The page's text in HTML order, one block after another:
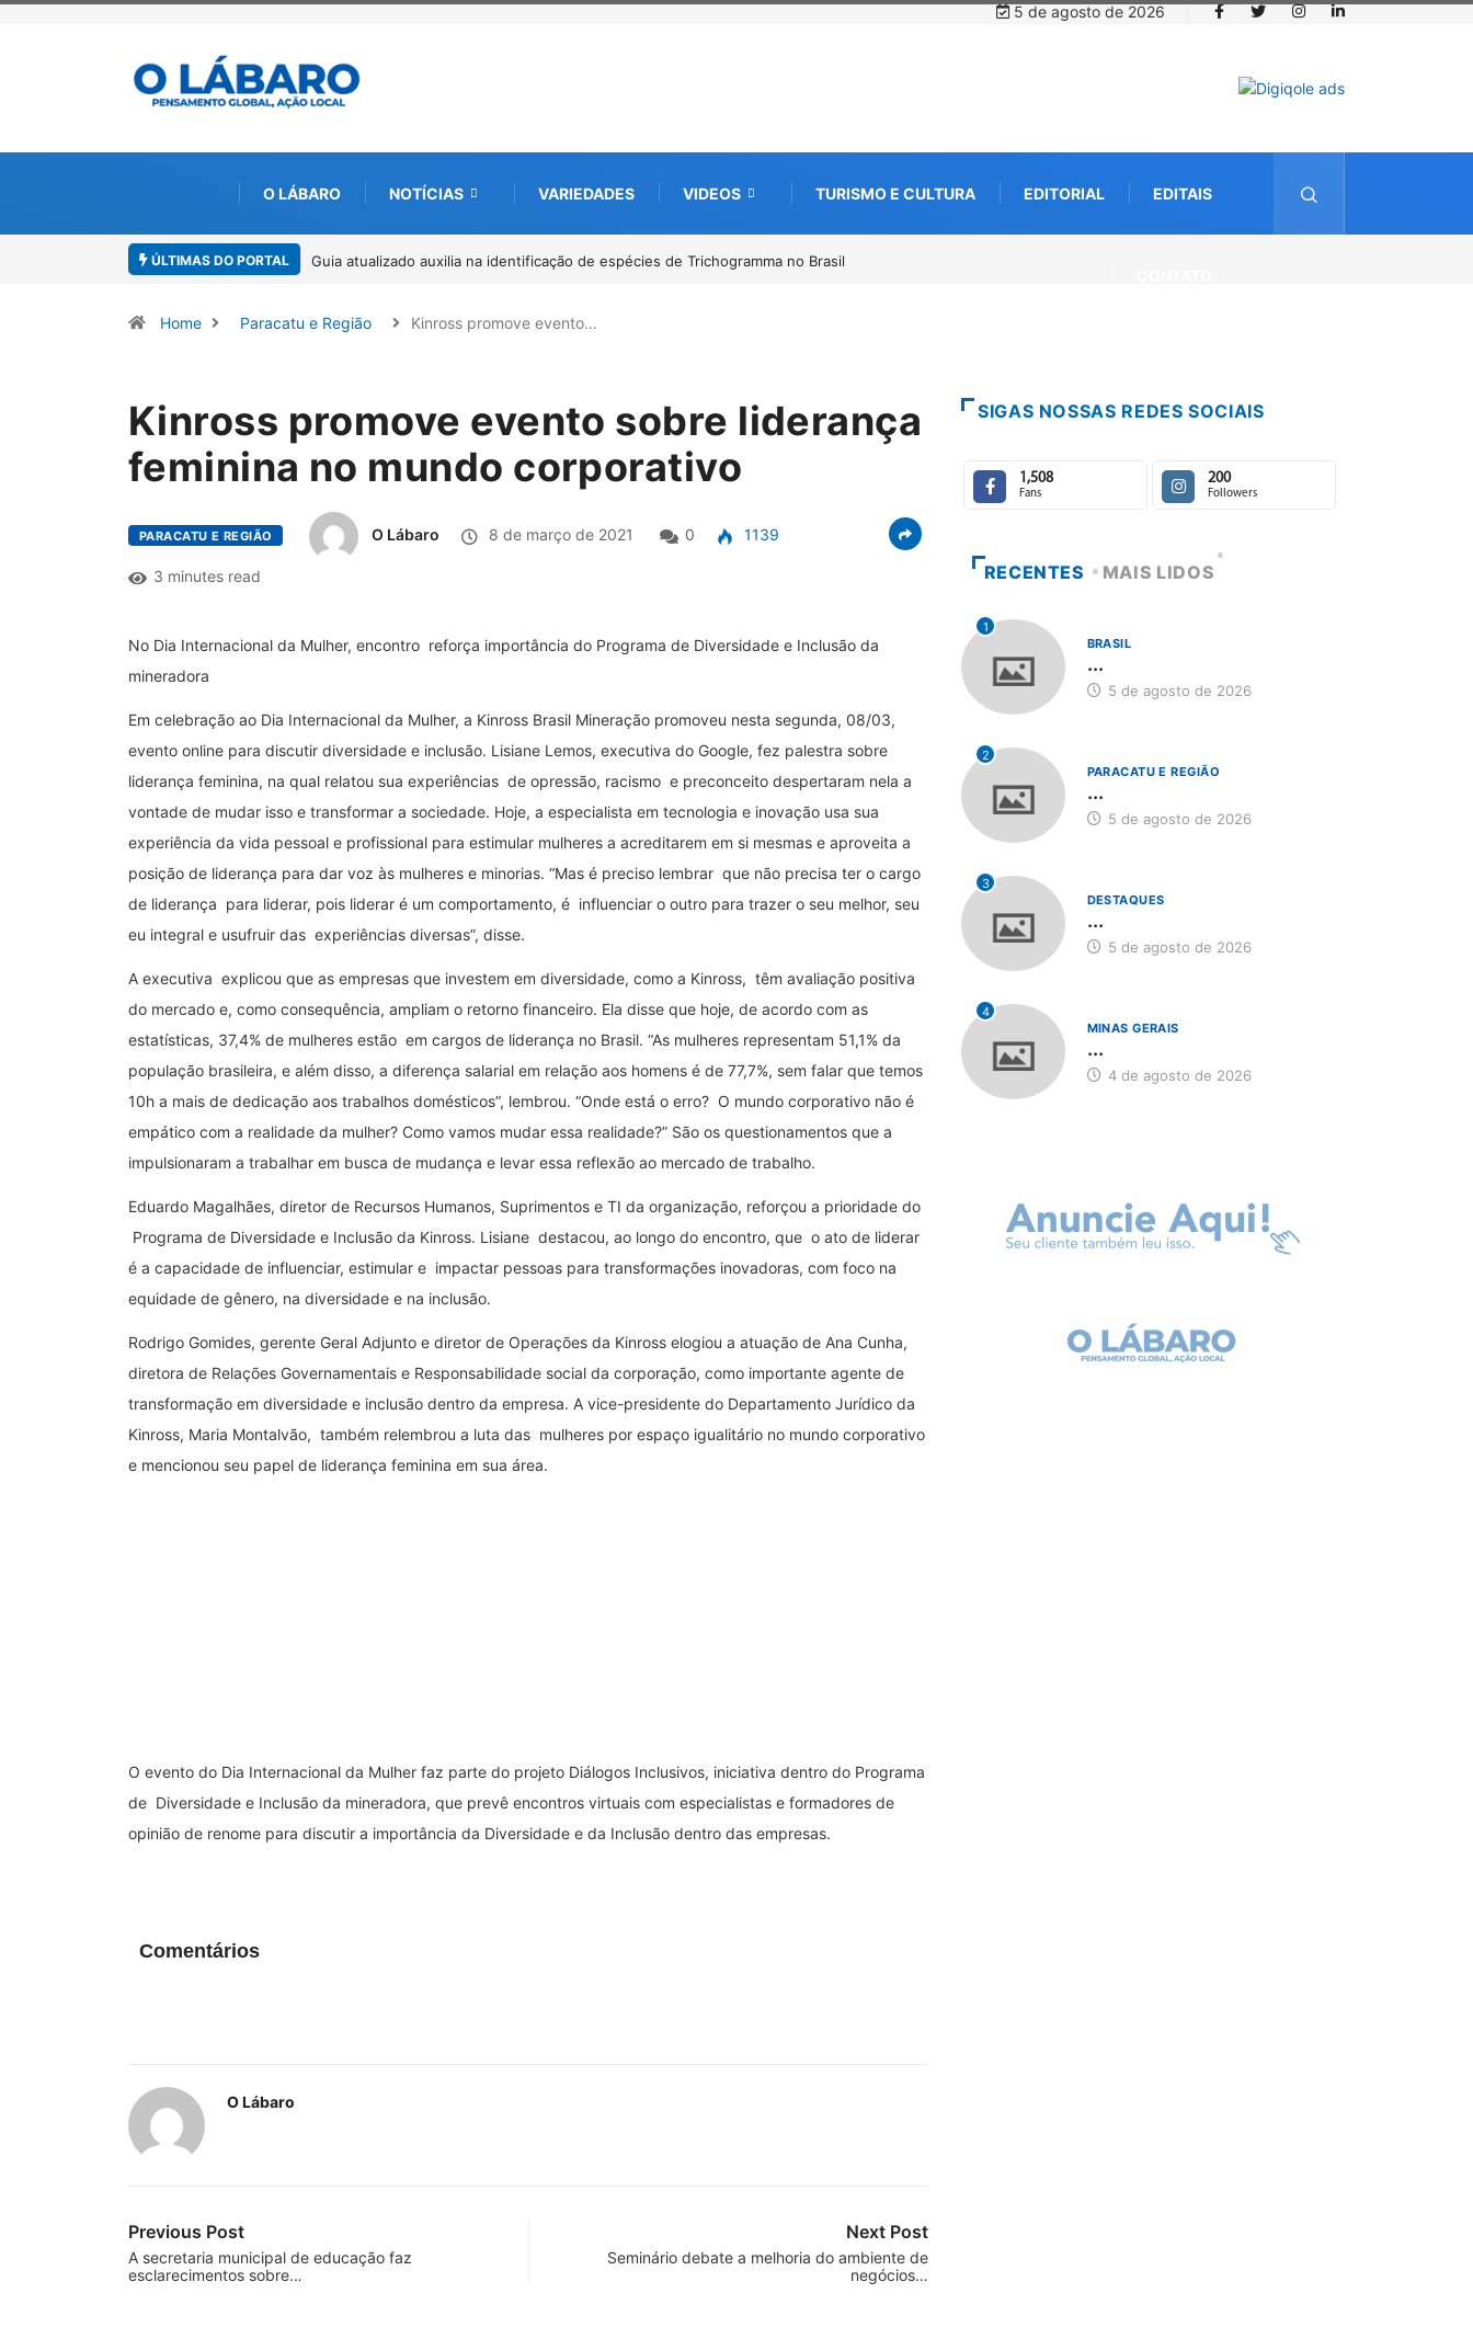
5 de agosto de 2026
O LÁBARO NOTÍCIAS VARIEDADES VIDEOS TURISMO E CULTURA EDITORIAL EDITAIS
ÚLTIMAS DO PORTAL
na identificação de espécies de Trichogramma no Brasil Kinross inicia rastreamento digital de 10 mil mudas usadas na recuperação
Home Paracatu e Região Kinross promove evento…
Kinross promove evento sobre liderança
feminina no mundo corporativo
PARACATU E REGIÃO O Lábaro 8 de março de 2021 0 1139
3 minutes read
No Dia Internacional da Mulher, encontro reforça importância do Programa de Diversidade e Inclusão da
mineradora
Em celebração ao Dia Internacional da Mulher, a Kinross Brasil Mineração promoveu nesta segunda, 08/03,
evento online para discutir diversidade e inclusão. Lisiane Lemos, executiva do Google, fez palestra sobre
liderança feminina, na qual relatou sua experiências de opressão, racismo e preconceito despertaram nela a
vontade de mudar isso e transformar a sociedade. Hoje, a especialista em tecnologia e inovação usa sua
experiência da vida pessoal e profissional para estimular mulheres a acreditarem em si mesmas e aproveita a
posição de liderança para dar voz às mulheres e minorias. “Mas é preciso lembrar que não precisa ter o cargo
de liderança para liderar, pois liderar é um comportamento, é influenciar o outro para trazer o seu melhor, seu
eu integral e usufruir das experiências diversas”, disse.
A executiva explicou que as empresas que investem em diversidade, como a Kinross, têm avaliação positiva
do mercado e, como consequência, ampliam o retorno financeiro. Ela disse que hoje, de acordo com as
estatísticas, 37,4% de mulheres estão em cargos de liderança no Brasil. “As mulheres representam 51,1% da
população brasileira, e além disso, a diferença salarial em relação aos homens é de 77,7%, sem falar que temos
10h a mais de dedicação aos trabalhos domésticos”, lembrou. “Onde está o erro? O mundo corporativo não é
empático com a realidade da mulher? Como vamos mudar essa realidade?” São os questionamentos que a
impulsionaram a trabalhar em busca de mudança e levar essa reflexão ao mercado de trabalho.
Eduardo Magalhães, diretor de Recursos Humanos, Suprimentos e TI da organização, reforçou a prioridade do
Programa de Diversidade e Inclusão da Kinross. Lisiane destacou, ao longo do encontro, que o ato de liderar
é a capacidade de influenciar, estimular e impactar pessoas para transformações inovadoras, com foco na
equidade de gênero, na diversidade e na inclusão.
Rodrigo Gomides, gerente Geral Adjunto e diretor de Operações da Kinross elogiou a atuação de Ana Cunha,
diretora de Relações Governamentais e Responsabilidade social da corporação, como importante agente de
transformação em diversidade e inclusão dentro da empresa. A vice-presidente do Departamento Jurídico da
Kinross, Maria Montalvão, também relembrou a luta das mulheres por espaço igualitário no mundo corporativo
e mencionou seu papel de liderança feminina em sua área.
O evento do Dia Internacional da Mulher faz parte do projeto Diálogos Inclusivos, iniciativa dentro do Programa
de Diversidade e Inclusão da mineradora, que prevê encontros virtuais com especialistas e formadores de
opinião de renome para discutir a importância da Diversidade e da Inclusão dentro das empresas.
Comentários
O Lábaro
Previous Post
A secretaria municipal de educação faz
esclarecimentos sobre…
Next Post
Seminário debate a melhoria do ambiente de
negócios…
SIGAS NOSSAS REDES SOCIAIS
1,508
Fans
200
Followers
RECENTES MAIS LIDOS
1
BRASIL
...
5 de agosto de 2026
2
PARACATU E REGIÃO
...
5 de agosto de 2026
3
DESTAQUES
...
5 de agosto de 2026
4
MINAS GERAIS
...
4 de agosto de 2026